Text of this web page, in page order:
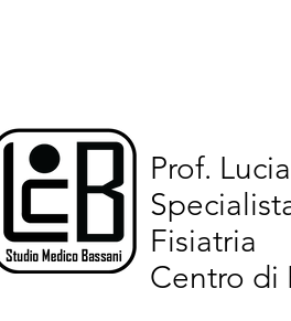
Prof.
Fisiatria
Centro di